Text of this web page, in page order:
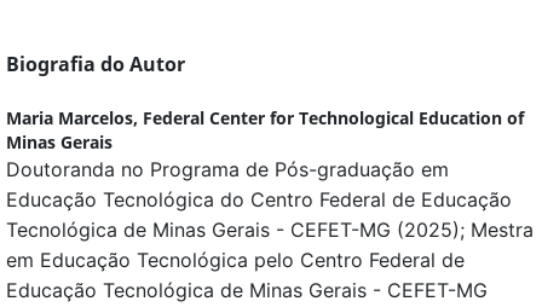
Biografia do Autor
Maria Marcelos, Federal Center for Technological Education of
Minas Gerais
Doutoranda no Programa de Pós-graduação em
Educação Tecnológica do Centro Federal de Educação
Tecnológica de Minas Gerais - CEFET-MG (2025); Mestra
em Educação Tecnológica pelo Centro Federal de
Educação Tecnológica de Minas Gerais - CEFET-MG